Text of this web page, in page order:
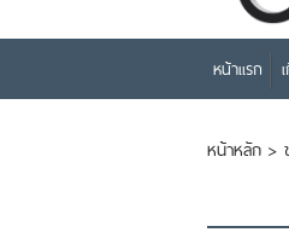
หน้าแรก
หน้าหลัก >